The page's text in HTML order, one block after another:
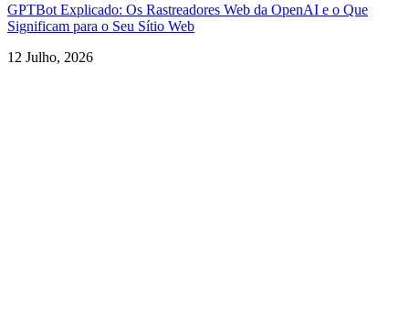
GPTBot Explicado: Os Rastreadores Web da OpenAI e o Que
Significam para o Seu Sítio Web
12 Julho, 2026